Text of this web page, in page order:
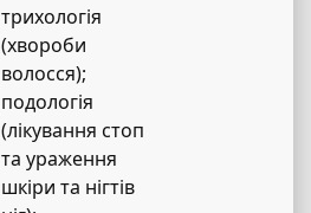
трихологія
(хвороби
волосся);
подологія
(лікування стоп
та ураження
шкіри та нігтів